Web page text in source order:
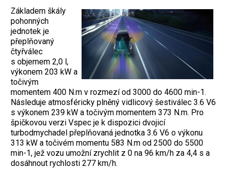
Základem škály
pohonných
jednotek je
přeplňovaný
čtyřválec
s objemem 2,0 l,
výkonem 203 kW a
točivým
momentem 400 N.m v rozmezí od 3000 do 4600 min-1.
Následuje atmosféricky plněný vidlicový šestiválec 3.6 V6
s výkonem 239 kW a točivým momentem 373 N.m. Pro
špičkovou verzi Vspec je k dispozici dvojicí
turbodmychadel přeplňovaná jednotka 3.6 V6 o výkonu
313 kW a točivém momentu 583 N.m od 2500 do 5500
min-1, jež vozu umožní zrychlit z 0 na 96 km/h za 4,4 s a
dosáhnout rychlosti 277 km/h.